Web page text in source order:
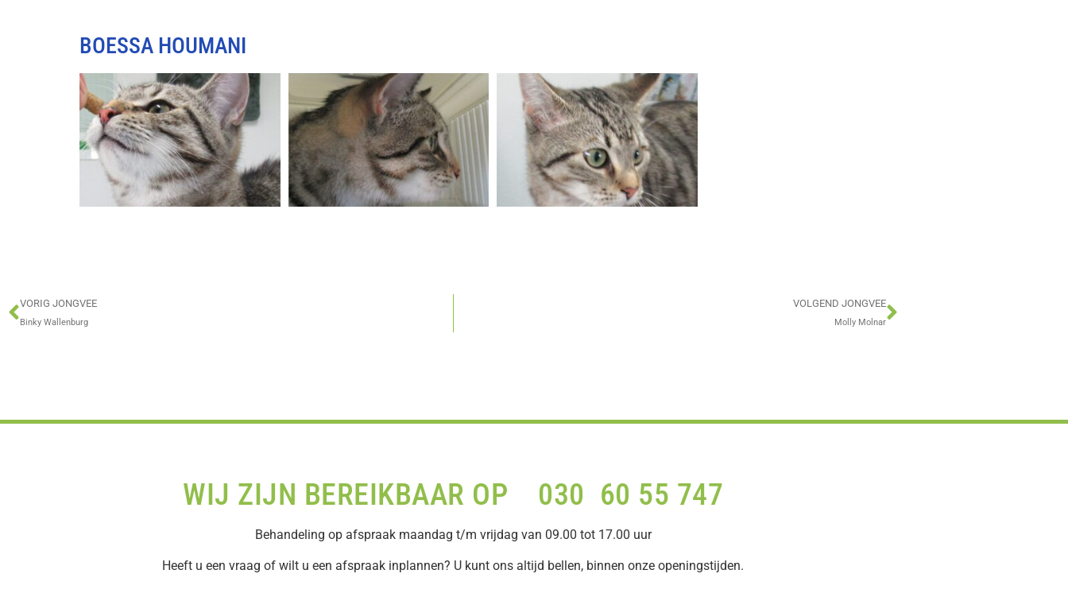
BOESSA HOUMANI
VORIG JONGVEE
Binky Wallenburg
VOLGEND JONGVEE
Molly Molnar
WIJ ZIJN BEREIKBAAR OP 030 60 55 747
Behandeling op afspraak maandag t/m vrijdag van 09.00 tot 17.00 uur
Heeft u een vraag of wilt u een afspraak inplannen? U kunt ons altijd bellen, binnen onze openingstijden.